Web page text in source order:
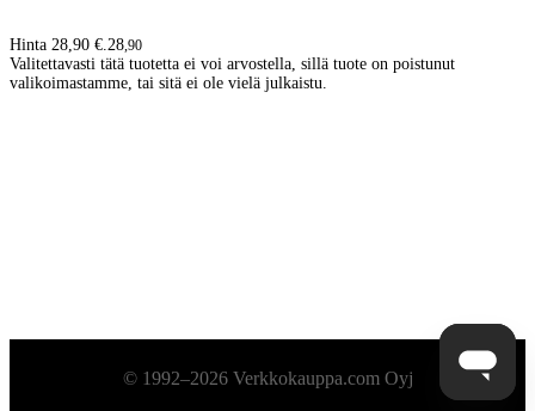
Hinta 28,90 €. 28,90
Valitettavasti tätä tuotetta ei voi arvostella, sillä tuote on poistunut
valikoimastamme, tai sitä ei ole vielä julkaistu.
Alatunniste© 1992–2026 Verkkokauppa.com Oyj